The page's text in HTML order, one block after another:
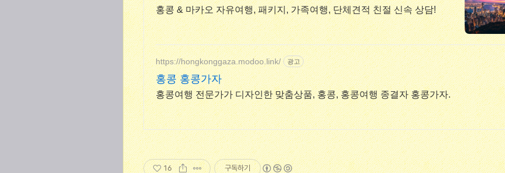
홍콩 & 마카오 자유여행, 패키지, 가족여행, 단체견적 친절 신속 상담!
https://hongkonggaza.modoo.link/ 광고
홍콩 홍콩가자
홍콩여행 전문가가 디자인한 맞춤상품, 홍콩, 홍콩여행 종결자 홍콩가자.
16 구독하기